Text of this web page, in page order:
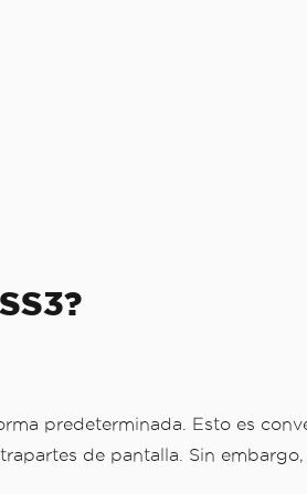
predeterminada. Esto es
de pantalla. Sin